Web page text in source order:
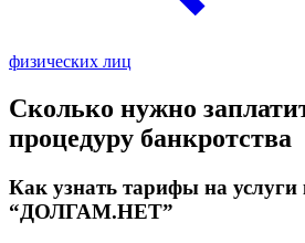
физических лиц
Сколько нужно
процедуру банкротства
Как узнать тарифы на
“ДОЛГАМ.НЕТ”